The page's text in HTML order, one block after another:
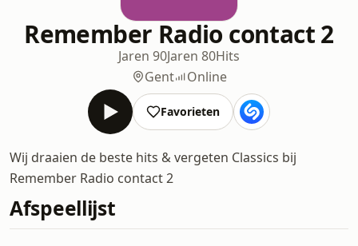
Remember Radio contact 2
Jaren 90Jaren 80Hits
Gent
Online
Favorieten
Wij draaien de beste hits & vergeten Classics bij
Remember Radio contact 2
Afspeellijst